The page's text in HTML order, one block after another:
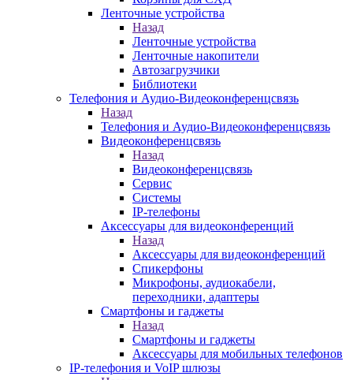
Ленточные устройства
Назад
Ленточные устройства
Ленточные накопители
Автозагрузчики
Библиотеки
Телефония и Аудио-Видеоконференцсвязь
Назад
Телефония и Аудио-Видеоконференцсвязь
Видеоконференцсвязь
Назад
Видеоконференцсвязь
Сервис
Системы
IP-телефоны
Аксессуары для видеоконференций
Назад
Аксессуары для видеоконференций
Спикерфоны
Микрофоны, аудиокабели,
переходники, адаптеры
Смартфоны и гаджеты
Назад
Смартфоны и гаджеты
Аксессуары для мобильных телефонов
IP-телефония и VoIP шлюзы